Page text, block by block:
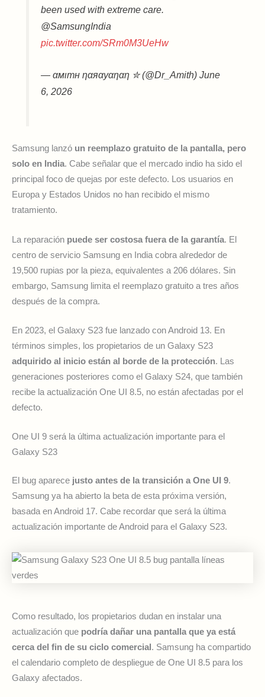
been used with extreme care.
@SamsungIndia
pic.twitter.com/SRm0M3UeHw
— αмιтн ηαяαуαηαη ✮ (@Dr_Amith) June
6, 2026
Samsung lanzó un reemplazo gratuito de la pantalla, pero
solo en India. Cabe señalar que el mercado indio ha sido el
principal foco de quejas por este defecto. Los usuarios en
Europa y Estados Unidos no han recibido el mismo
tratamiento.
La reparación puede ser costosa fuera de la garantía. El
centro de servicio Samsung en India cobra alrededor de
19,500 rupias por la pieza, equivalentes a 206 dólares. Sin
embargo, Samsung limita el reemplazo gratuito a tres años
después de la compra.
En 2023, el Galaxy S23 fue lanzado con Android 13. En
términos simples, los propietarios de un Galaxy S23
adquirido al inicio están al borde de la protección. Las
generaciones posteriores como el Galaxy S24, que también
recibe la actualización One UI 8.5, no están afectadas por el
defecto.
One UI 9 será la última actualización importante para el
Galaxy S23
El bug aparece justo antes de la transición a One UI 9.
Samsung ya ha abierto la beta de esta próxima versión,
basada en Android 17. Cabe recordar que será la última
actualización importante de Android para el Galaxy S23.
Como resultado, los propietarios dudan en instalar una
actualización que podría dañar una pantalla que ya está
cerca del fin de su ciclo comercial . Samsung ha compartido
el calendario completo de despliegue de One UI 8.5 para los
Galaxy afectados.